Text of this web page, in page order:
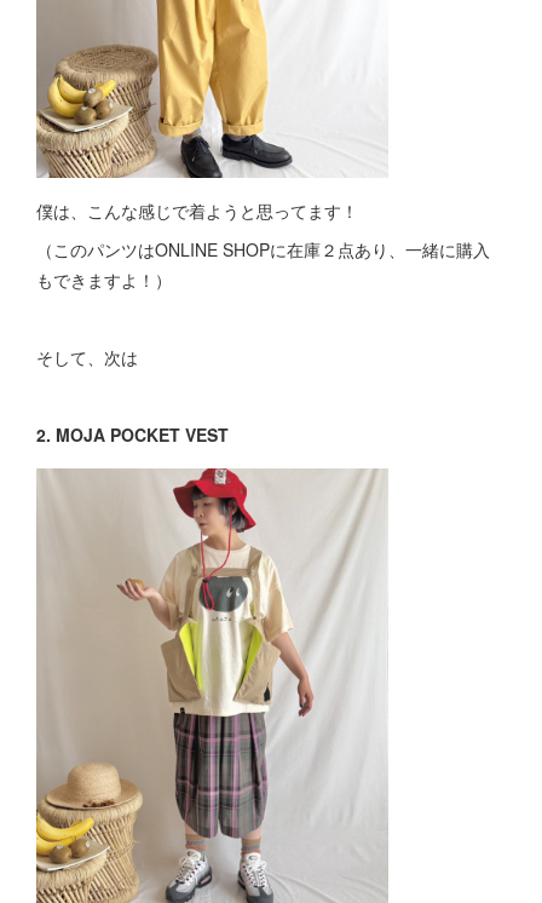
僕は、こんな感じで着ようと思ってます！
（このパンツはONLINE SHOPに在庫２点あり、一緒に購入
もできますよ！）
そして、次は
2. MOJA POCKET VEST